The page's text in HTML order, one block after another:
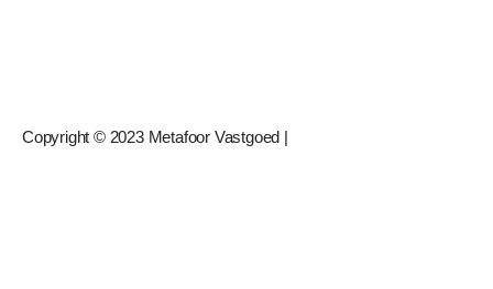
Copyright © 2023 Metafoor Vastgoed |